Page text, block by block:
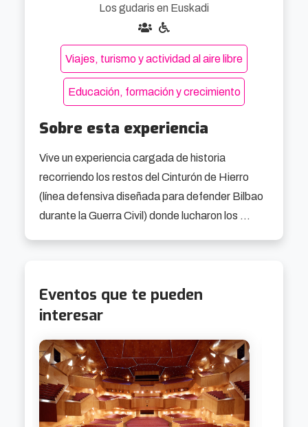
Los gudaris en Euskadi
Viajes, turismo y actividad al aire libre
Educación, formación y crecimiento
Sobre esta experiencia
Vive un experiencia cargada de historia
recorriendo los restos del Cinturón de Hierro
(línea defensiva diseñada para defender Bilbao
durante la Guerra Civil) donde lucharon los
la visita continua en el Museo Memorial donde
se conservan numerosos documentos,
este periodo. Además, se proyecta un corto
donde se reviven los últimos momentos antes
Eventos que te pueden
interesar